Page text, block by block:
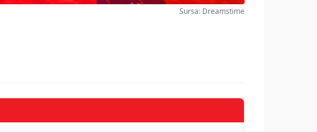
Sursa: Dreamstime